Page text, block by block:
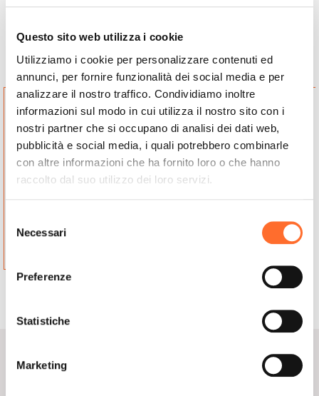
Questo sito web utilizza i cookie
Utilizziamo i cookie per personalizzare contenuti ed
annunci, per fornire funzionalità dei social media e per
analizzare il nostro traffico. Condividiamo inoltre
informazioni sul modo in cui utilizza il nostro sito con i
nostri partner che si occupano di analisi dei dati web,
pubblicità e social media, i quali potrebbero combinarle
con altre informazioni che ha fornito loro o che hanno
raccolto dal suo utilizzo dei loro servizi.
delNecessari
Preferenze
Statistiche
Marketing
Punti vendita
REBECCHI ARTECERAMIC
DI REBECCHI RUGGERO E
C. SAS
VIA DELLA ROVERE
17011, ALBISOLA
SUPERIORE
Savona, Liguria
Contatta il rivenditore
LA BOTTEGA DEL FUOCO
SNC DI FEMIA CLAUDIO E
BERTAGLIA ROBERTA
VIA ROMA 82
17020, TOVO SAN
GIACOMO
Savona, Liguria
Contatta il
rivenditore
Responsabile di zona Cadel